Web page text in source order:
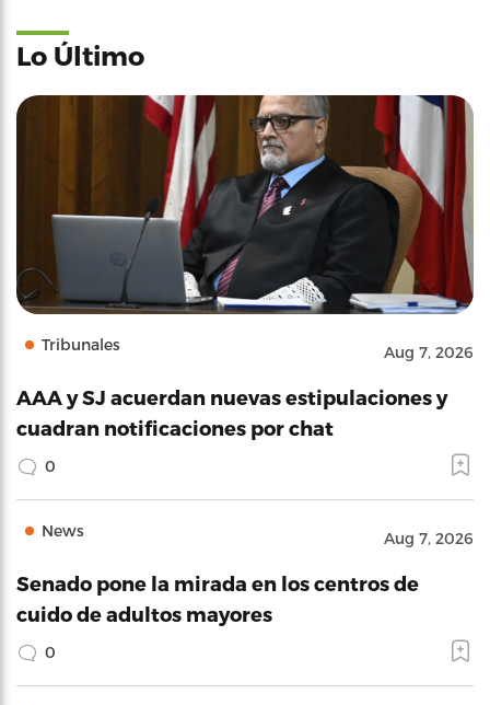
Lo Último
Tribunales Aug 7, 2026
AAA y SJ acuerdan nuevas estipulaciones y
cuadran notificaciones por chat
0
News Aug 7, 2026
Senado pone la mirada en los centros de
cuido de adultos mayores
0